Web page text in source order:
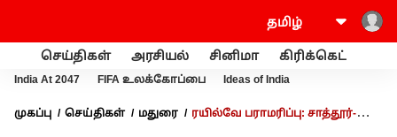
செய்திகள் அரசியல் சினிமா கிரிக்கெட்
India At 2047 FIFA உலக்கோப்பை Ideas of India
முகப்பு செய்திகள் மதுரை
ரயில்வே பராமரிப்பு: சாத்தூர்-